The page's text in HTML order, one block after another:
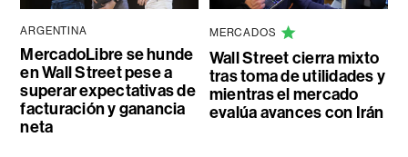
ARGENTINA
MercadoLibre se hunde
en Wall Street pese a
superar expectativas de
facturación y ganancia
neta
MERCADOS
Wall Street cierra mixto
tras toma de utilidades y
mientras el mercado
evalúa avances con Irán